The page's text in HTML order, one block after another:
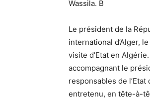
Wassila. B
Le président de la
international d’Alger,
visite d’Etat en
accompagnant le
responsables de
entretenu, en tête-à-